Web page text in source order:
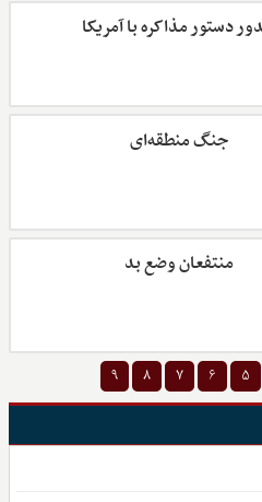
دستور مذاکره با آمریکا
جنگ منطقه‌ای
منتفعان وضع بد
۵ ۶ ۷ ۸ ۹